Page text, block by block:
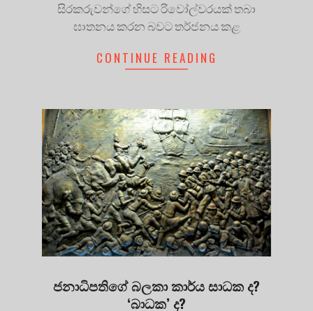
සිරකරුවන්ගේ හිසට රිවෝල්වරයක් තබා
ඝාතනය කරන බවට තර්ජනය කළ
CONTINUE READING
ජනාධිපතිගේ බලකා කාර්ය සාධක ද?
‘බාධක’ ද?